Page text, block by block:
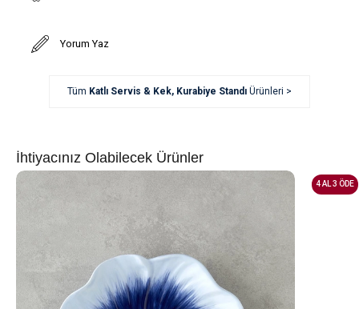
Yorum Yaz
Tüm Katlı Servis & Kek, Kurabiye StandıÜrünleri >
İhtiyacınız Olabilecek Ürünler
4 AL 3 ÖDE